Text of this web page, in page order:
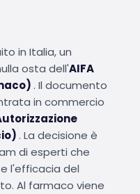
in Italia, un
osta dell'AIFA
. Il documento
in commercio
. La decisione è
di esperti che
l'efficacia del
Al farmaco viene